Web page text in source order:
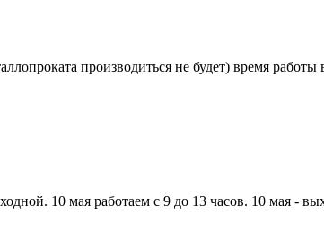
производиться не будет) время
10 мая работаем с 9 до 13 часов. 10 мая -